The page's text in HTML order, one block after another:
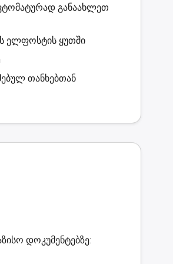
განაახლეთ
ელფოსტის ყუთში
თანხებთან
დოკუმენტებზე: